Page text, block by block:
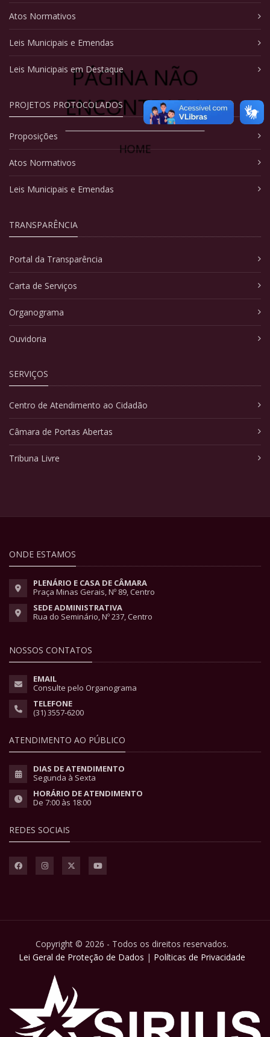
PÁGINA NÃO
ENCONTRADA
HOME
Atos Normativos
Leis Municipais e Emendas
Leis Municipais em Destaque
PROJETOS PROTOCOLADOS
Proposições
Atos Normativos
Leis Municipais e Emendas
TRANSPARÊNCIA
Portal da Transparência
Carta de Serviços
Organograma
Ouvidoria
SERVIÇOS
Centro de Atendimento ao Cidadão
Câmara de Portas Abertas
Tribuna Livre
ONDE ESTAMOS
PLENÁRIO E CASA DE CÂMARA
Praça Minas Gerais, Nº 89, Centro
SEDE ADMINISTRATIVA
Rua do Seminário, Nº 237, Centro
NOSSOS CONTATOS
EMAIL
Consulte pelo Organograma
TELEFONE
(31) 3557-6200
ATENDIMENTO AO PÚBLICO
DIAS DE ATENDIMENTO
Segunda à Sexta
HORÁRIO DE ATENDIMENTO
De 7:00 às 18:00
REDES SOCIAIS
Copyright © 2026 - Todos os direitos reservados.
Lei Geral de Proteção de Dados | Políticas de Privacidade